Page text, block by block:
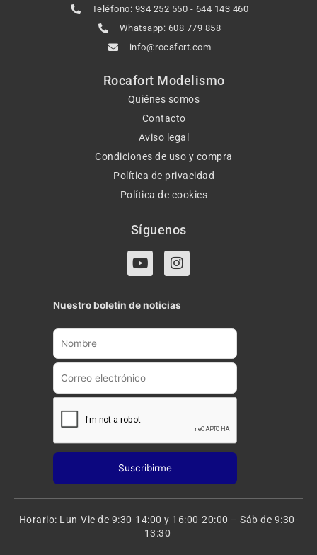
Teléfono: 934 252 550 - 644 143 460
Whatsapp: 608 779 858
info@rocafort.com
Rocafort Modelismo
Quiénes somos
Contacto
Aviso legal
Condiciones de uso y compra
Política de privacidad
Política de cookies
Síguenos
Y
o
t
u
b
I
n
t
a
g
a
Nuestro boletin de noticias
Horario: Lun-Vie de 9:30-14:00 y 16:00-20:00 – Sáb de 9:30-
13:30